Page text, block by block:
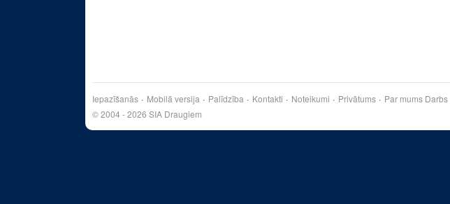
Iepazīšanās Mobilā versija Palīdzība Kontakti Noteikumi Privātums Par mums Darbs
© 2004 - 2026 SIA Draugiem